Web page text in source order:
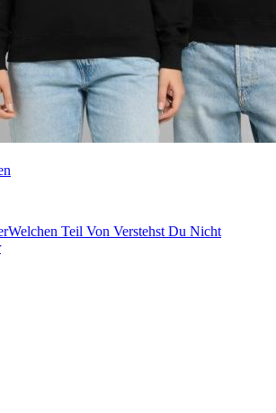
Welchen Teil Von Verstehst Du Nicht